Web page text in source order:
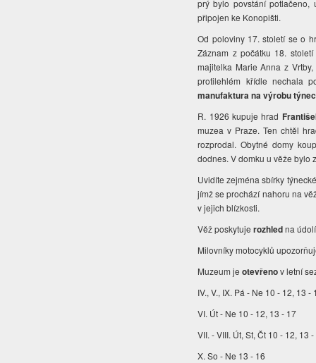
prý bylo povstání potlačeno,
připojen ke Konopišti.
Od poloviny 17. století se o
Záznam z počátku 18.
majitelka Marie Anna z
protilehlém křídle nechala
manufaktura na výrobu
R. 1926 kupuje hrad
muzea v Praze. Ten chtěl
rozprodal. Obytné domy
dodnes. V domku u věže bylo
Uvidíte zejména sbírky
jímž se prochází nahoru na
v jejich blízkosti.
Věž poskytujerozhledna
Milovníky motocyklů
Muzeum jeotevřenov letní
IV., V., IX. Pá - Ne 10 - 12, 13 -
VI. Út - Ne 10 - 12, 13 - 17
VII. - VIII. Út, St, Čt 10 - 12, 13
X. So - Ne 13 - 16